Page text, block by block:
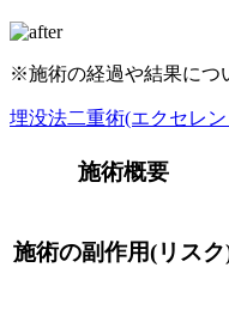
※施術の経過や結果につ
埋没法二重術(エクセレ
施術概要
施術の副作用(リス